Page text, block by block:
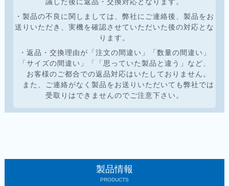
・製品の不良に関しましては、弊社にご連絡後、製品をお
送りいただき、実機を確認させていただいた後の対応とな
ります。
・返品・交換理由が「注文の間違い」「数量の間違い」
「サイズの間違い」「「思っていた製品と違う」など、
お客様のご都合での返品対応はいたしておりません。
また、ご連絡がなく製品をお送りいただいても弊社では
受取りはできませんのでご注意下さい。
製品情報
PRODUCTS